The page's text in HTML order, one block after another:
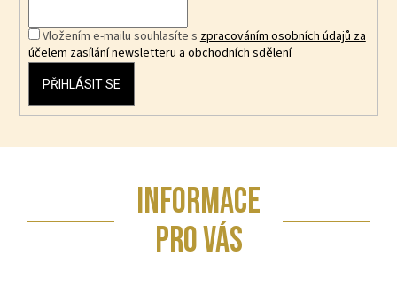
Vložením e-mailu souhlasíte s zpracováním osobních údajů za
účelem zasílání newsletteru a obchodních sdělení
PŘIHLÁSIT SE
INFORMACE
PRO VÁS